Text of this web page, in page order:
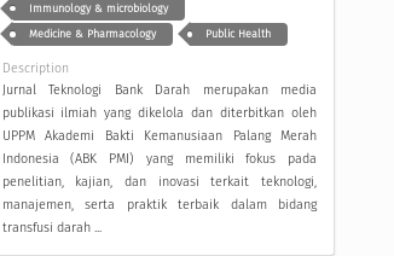
Immunology & microbiology
Medicine & Pharmacology Public Health
Description
Jurnal Teknologi Bank Darah merupakan media
publikasi ilmiah yang dikelola dan diterbitkan oleh
UPPM Akademi Bakti Kemanusiaan Palang Merah
Indonesia (ABK PMI) yang memiliki fokus pada
penelitian, kajian, dan inovasi terkait teknologi,
manajemen, serta praktik terbaik dalam bidang
transfusi darah ...